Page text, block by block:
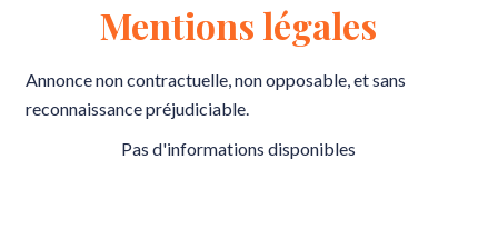
Mentions légales
Annonce non contractuelle, non opposable, et sans
reconnaissance préjudiciable.
Pas d'informations disponibles